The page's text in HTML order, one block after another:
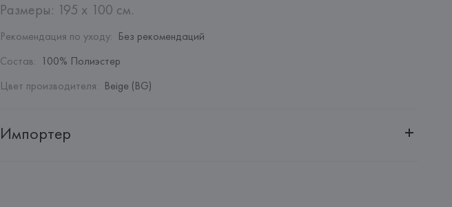
Размеры: 195 x 100 см.
Рекомендация по уходу: Без рекомендаций
Состав: 100% Полиэстер
Цвет производителя: Beige (BG)
Импортер